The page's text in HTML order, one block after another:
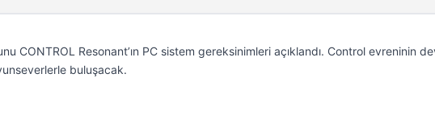
CONTROL Resonant’ın PC sistem gereksinimleri açıklandı. Control evreninin
buluşacak.